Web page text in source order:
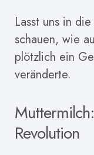
Lasst uns in
schauen, wie
plötzlich ein
veränderte.
Revolution